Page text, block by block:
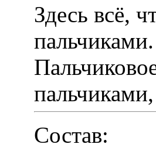
Здесь всё,
пальчиками.
Состав: